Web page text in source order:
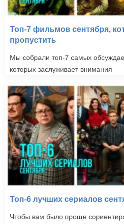
Топ-7 фильмов сентября,
пропустить
Мы собрали топ-7 самых
которых заслуживает внимания
Топ-6 лучших сериалов
Чтобы вам было проще